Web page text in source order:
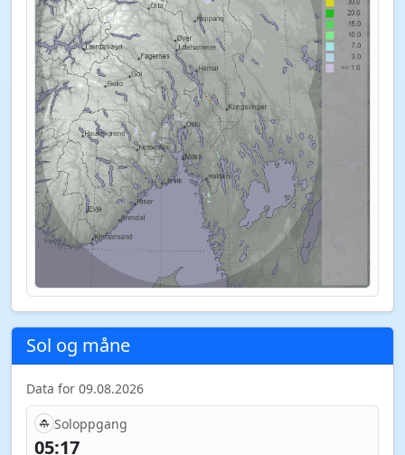
Sol og måne
Data for 09.08.2026
Soloppgang
05:17